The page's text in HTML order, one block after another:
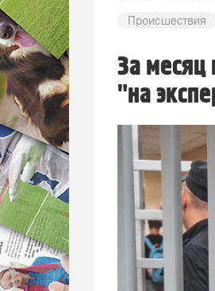
Происшествия
За
"на